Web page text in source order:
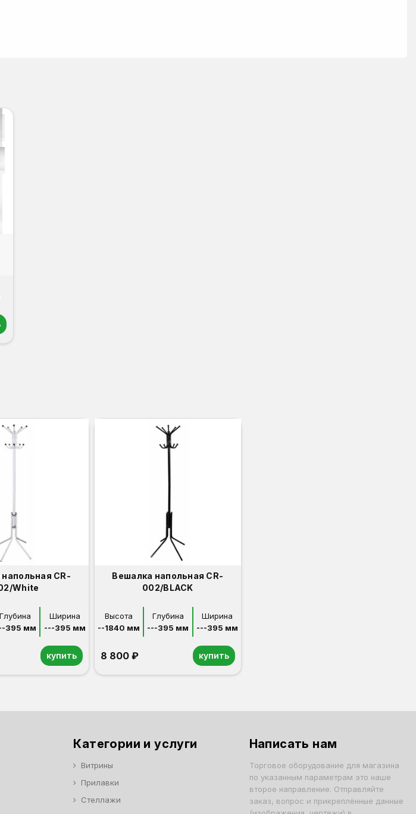
CR-
White
Глубина
395 мм
Ширина
---395 мм
купить
Вешалка напольная CR-
002/BLACK
Высота
--1840 мм
Глубина
---395 мм
Ширина
---395 мм
8 800 ₽ купить
Категории и услуги
Витрины
Прилавки
Стеллажи
Написать нам
Торговое оборудование для магазина
по указанным параметрам это наше
второе направление. Отправляйте
заказ, вопрос и прикреплённые данные